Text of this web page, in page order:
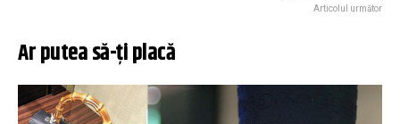
Articolul următor
Ar putea să-ți placă